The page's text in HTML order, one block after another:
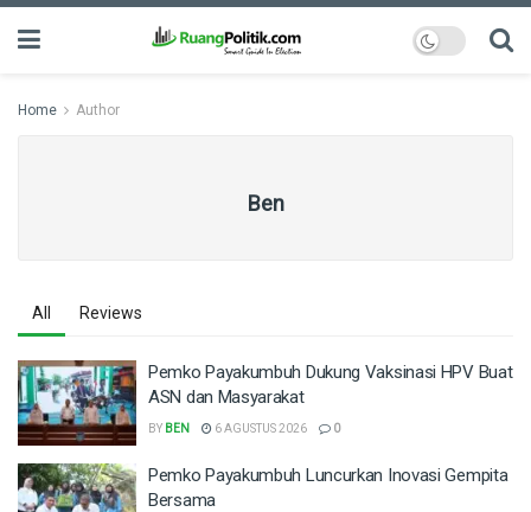
Home Author
Ben
All Reviews
Pemko Payakumbuh Dukung Vaksinasi HPV Buat
ASN dan Masyarakat
BY BEN 6 AGUSTUS 2026 0
Pemko Payakumbuh Luncurkan Inovasi Gempita
Bersama